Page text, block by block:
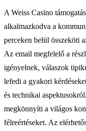
A Weiss Casino
alkalmazkodva a
perceken belül összeköti
Az email megfelelő a
igényelnek, válaszok
lefedi a gyakori
és technikai
megkönnyíti a világos
félreértéseket. Az